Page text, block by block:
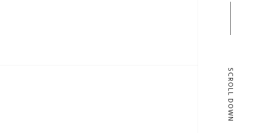
SCROLL DOWN